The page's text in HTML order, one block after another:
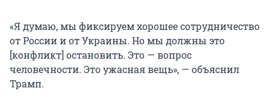
«Я думаю, мы фиксируем хорошее сотрудничество
от России и от Украины. Но мы должны это
[конфликт] остановить. Это — вопрос
человечности. Это ужасная вещь», — объяснил
Трамп.